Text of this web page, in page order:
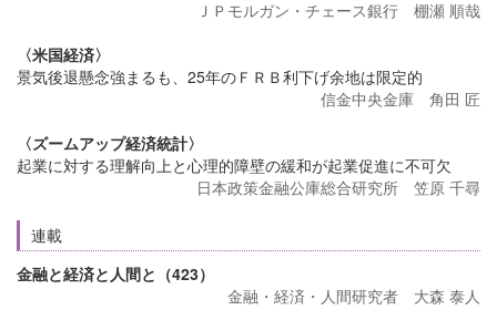
ＪＰモルガン・チェース銀行 棚瀬 順哉
〈米国経済〉
景気後退懸念強まるも、25年のＦＲＢ利下げ余地は限定的
信金中央金庫 角田 匠
〈ズームアップ経済統計〉
起業に対する理解向上と心理的障壁の緩和が起業促進に不可欠
日本政策金融公庫総合研究所 笠原 千尋
連載
金融と経済と人間と（423）
金融・経済・人間研究者 大森 泰人